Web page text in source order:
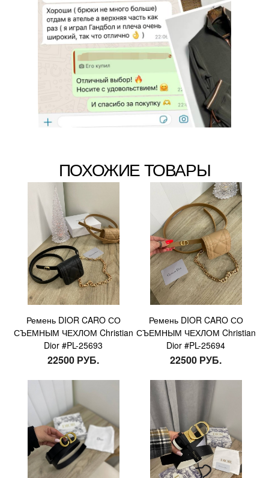
ПОХОЖИЕ ТОВАРЫ
Ремень DIOR CARO СО
СЪЕМНЫМ ЧЕХЛОМ Christian
Dior #PL-25693
22500 РУБ.
Ремень DIOR CARO СО
СЪЕМНЫМ ЧЕХЛОМ Christian
Dior #PL-25694
22500 РУБ.